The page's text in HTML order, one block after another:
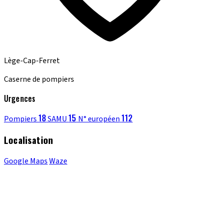
Lège-Cap-Ferret
Caserne de pompiers
Urgences
Pompiers 18SAMU 15 N° européen 112
Localisation
Google MapsWaze